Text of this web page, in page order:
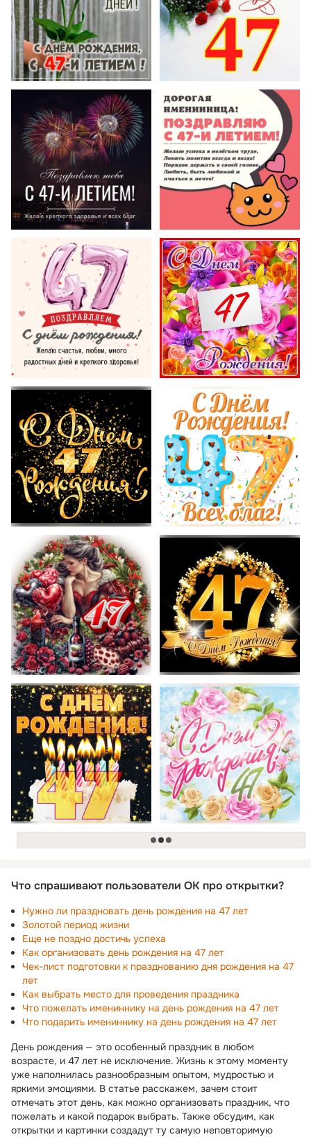
загрузка
Что спрашивают пользователи ОК про открытки?
Нужно ли праздновать день рождения на 47 лет
Золотой период жизни
Еще не поздно достичь успеха
Как организовать день рождения на 47 лет
Чек-лист подготовки к празднованию дня рождения на 47
лет
Как выбрать место для проведения праздника
Что пожелать имениннику на день рождения на 47 лет
Что подарить имениннику на день рождения на 47 лет
День рождения — это особенный праздник в любом
возрасте, и 47 лет не исключение. Жизнь к этому моменту
уже наполнилась разнообразным опытом, мудростью и
яркими эмоциями. В статье расскажем, зачем стоит
отмечать этот день, как можно организовать праздник, что
пожелать и какой подарок выбрать. Также обсудим, как
открытки и картинки создадут ту самую неповторимую